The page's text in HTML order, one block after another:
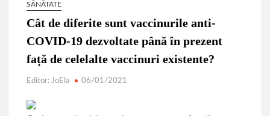
MODERNIZARE DRUM COMUNAL DC 90 MIHAI BRAVU,
JUDETUL GIURGIU 11.06.2026
Parcul de Aventură Comana 2026
Târgul Călugăreni
Parada Dunării
Centura ocolitoare Giurgiu 25.03.2026
Lucrările de modernizare a infrastructurii rutiere din municipiu
SĂNĂTATE
Cât de diferite sunt vaccinurile anti-
COVID-19 dezvoltate până în prezent
față de celelalte vaccinuri existente?
Editor: JoEla 06/01/2021